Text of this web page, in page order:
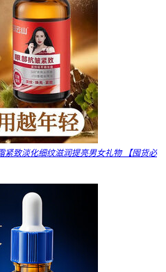
紧致淡化细纹滋润提亮男女礼物 【囤货必